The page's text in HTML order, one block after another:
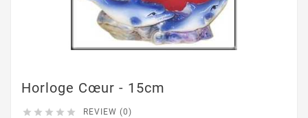
Horloge Cœur - 15cm
     REVIEW (0)